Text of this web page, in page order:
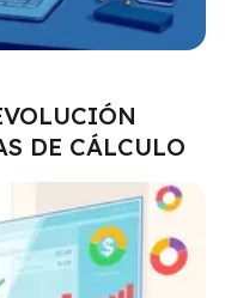
DE CÁLCULO